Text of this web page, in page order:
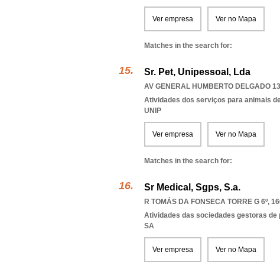
Ver empresa Ver no Mapa
Matches in the search for:
Sr. Pet, Unipessoal, Lda
AV GENERAL HUMBERTO DELGADO
Atividades dos serviços para animais
UNIP
Ver empresa Ver no Mapa
Matches in the search for:
Sr Medical, Sgps, S.a.
R TOMÁS DA FONSECA TORRE G 6º,
Atividades das sociedades gestoras
SA
Ver empresa Ver no Mapa